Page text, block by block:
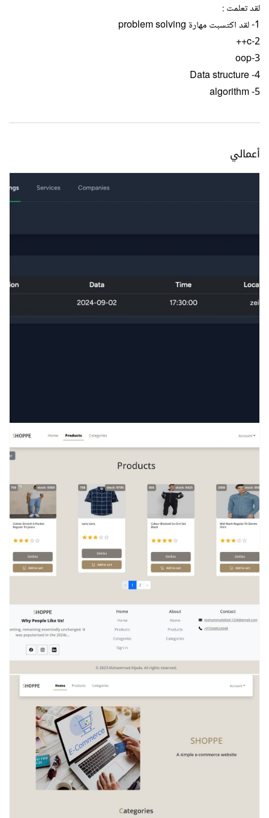
لقد تعلمت :
1- لقد اكتسبت مهارة problem solving
2-c++
3-oop
4- Data structure
5- algorithm
أعمالي